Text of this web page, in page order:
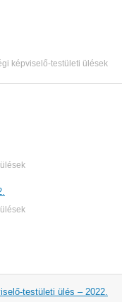
képviselő-testületi ülések
testületi ülés – 2022.